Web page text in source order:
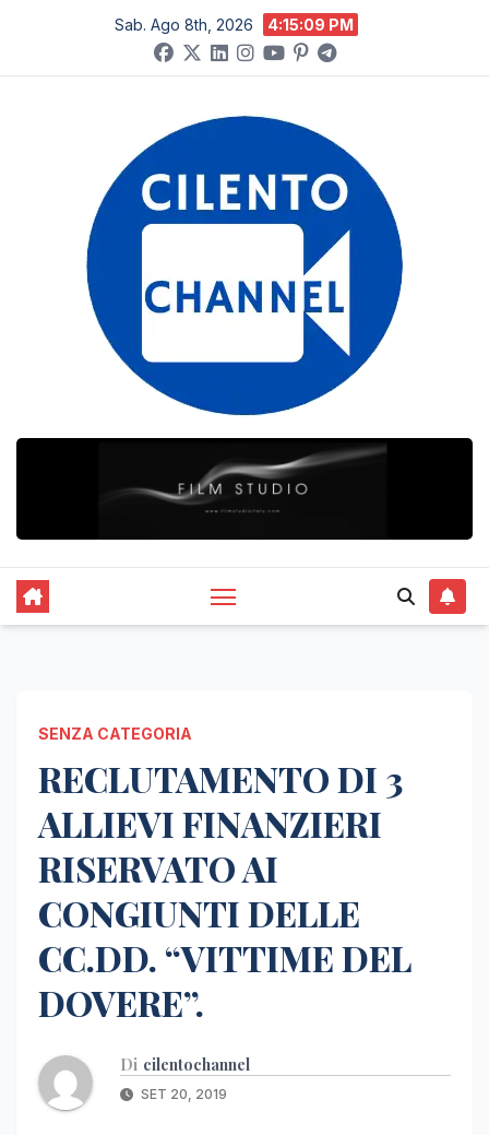
contenuto
Sab. Ago 8th, 2026 4:15:10 PM
SENZA CATEGORIA
RECLUTAMENTO DI 3
ALLIEVI FINANZIERI
RISERVATO AI
CONGIUNTI DELLE
CC.DD. “VITTIME DEL
DOVERE”.
Di cilentochannel
SET 20, 2019